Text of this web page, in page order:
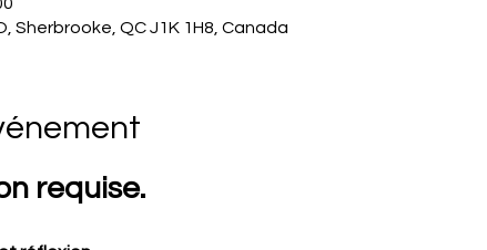
Sherbrooke, QC J1K 1H8, Canada
requise.